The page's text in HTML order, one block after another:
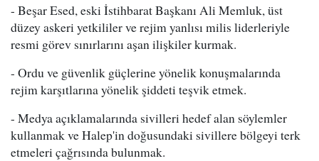
- Beşar Esed, eski İstihbarat Başkanı Ali Memluk, üst
düzey askeri yetkililer ve rejim yanlısı milis liderleriyle
resmi görev sınırlarını aşan ilişkiler kurmak.
- Ordu ve güvenlik güçlerine yönelik konuşmalarında
rejim karşıtlarına yönelik şiddeti teşvik etmek.
- Medya açıklamalarında sivilleri hedef alan söylemler
kullanmak ve Halep'in doğusundaki sivillere bölgeyi terk
etmeleri çağrısında bulunmak.